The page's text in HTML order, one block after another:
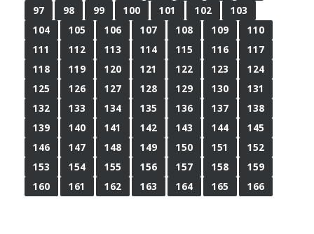
97
98 99 100 101 102
103
104
105 106 107 108 109
110
111
112 113 114 115 116
117
118
119 120 121 122 123
124
125
126 127 128 129 130
131
132
133 134 135 136 137
138
139
140 141 142 143 144
145
146
147 148 149 150 151
152
153
154 155 156 157 158
159
160
161 162 163 164 165 166